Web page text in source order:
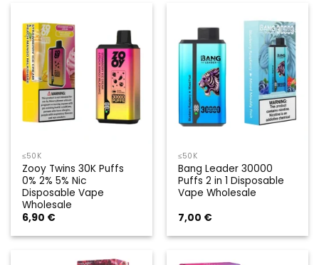
≤50K
Zooy Twins 30K Puffs
0% 2% 5% Nic
Disposable Vape
Wholesale
6,90 €
≤50K
Bang Leader 30000
Puffs 2 in 1 Disposable
Vape Wholesale
7,00 €